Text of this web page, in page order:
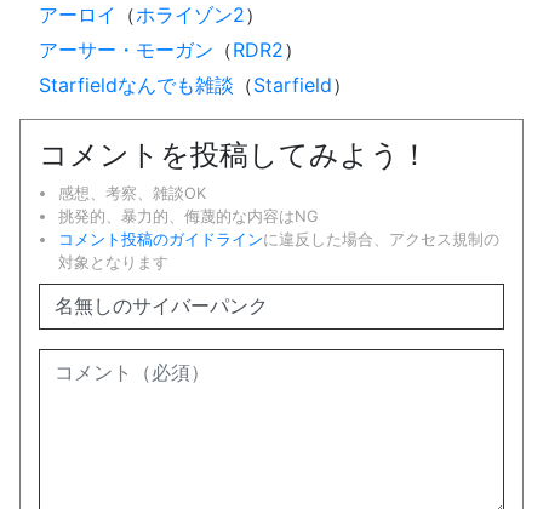
アーロイ
（ホライゾン2）
アーサー・モーガン （RDR2）
Starfieldなんでも雑談 （Starfield）
コメントを投稿してみよう！
感想、考察、雑談OK
挑発的、暴力的、侮蔑的な内容はNG
コメント投稿のガイドラインに違反した場合、アクセス規制の
対象となります